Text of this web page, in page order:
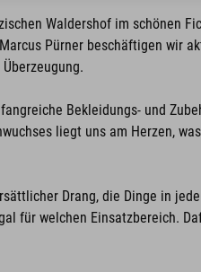
Waldershof im schönen
Pürner beschäftigen wir
Bekleidungs- und
liegt uns am Herzen,
Drang, die Dinge in
für welchen Einsatzbereich.